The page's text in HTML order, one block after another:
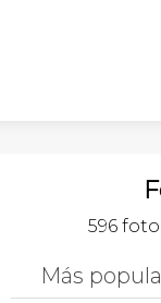
596
Más